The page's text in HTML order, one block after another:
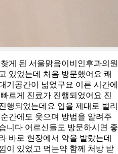
게 된 서울맑음이비인후과의원
있었는데 처음 방문했어요 쾌
기공간이 넓었구요 이른 시간에
르게 진료가 진행되었어요 진
행되었는데요 입을 제대로 벌리
간에도 웃으며 방법을 알려주
니다 어르신들도 방문하시면 좋
바로 현장에서 약을 발랐는데
이 있었고 먹는약 함께 처방 받